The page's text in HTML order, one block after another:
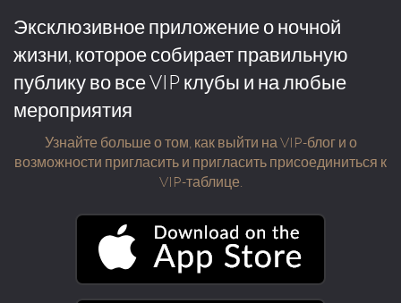
Эксклюзивное приложение о ночной
жизни, которое собирает правильную
публику во все VIP клубы и на любые
мероприятия
Узнайте больше о том, как выйти на VIP-блог и о
возможности пригласить и пригласить присоединиться к
VIP-таблице.